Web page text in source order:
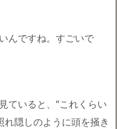
んですね。すごいで
ていると、“これくらい
れ隠しのように頭を掻き